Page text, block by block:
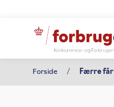
Forside Færre får
Pressemeddelelse